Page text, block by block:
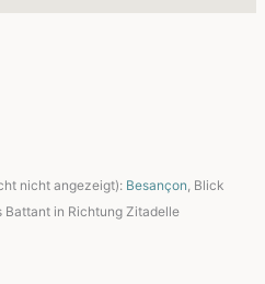
nicht angezeigt): Besançon, Blick
Battant in Richtung Zitadelle